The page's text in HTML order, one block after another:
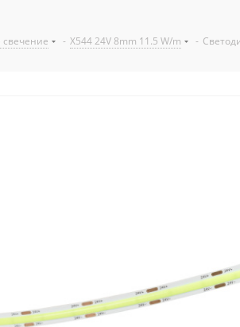
свечение - X544 24V 8mm 11.5 W/m -